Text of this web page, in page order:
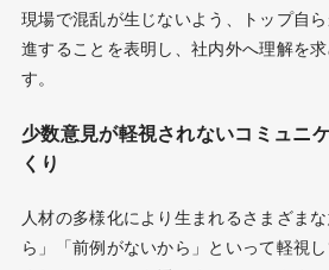
現場で混乱が生じないよう、トップ自
進することを表明し、社内外へ理解を
す。
少数意見が軽視されないコミュニ
くり
人材の多様化により生まれるさまざま
ら」「前例がないから」といって軽視